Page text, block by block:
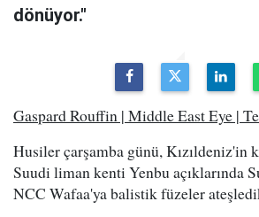
dönüyor."
Gaspard Rouffin | Middle East Eye |
Husiler çarşamba günü, Kızıldeniz'in
Suudi liman kenti Yenbu açıklarında
NCC Wafaa'ya balistik füzeler